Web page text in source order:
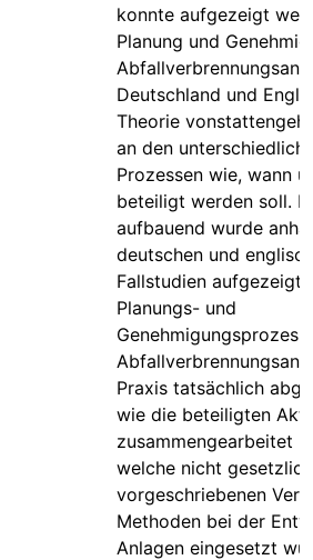
konnte aufgezeigt
Planung und
Deutschland und
Theorie
an den
Prozessen wie, wann
beteiligt werden soll.
aufbauend wurde
deutschen und
Fallstudien aufgezeigt,
Planungs- und
Praxis tatsächlich
wie die beteiligten
zusammengearbeitet
welche nicht gesetzlich
vorgeschriebenen
Methoden bei der
Anlagen eingesetzt